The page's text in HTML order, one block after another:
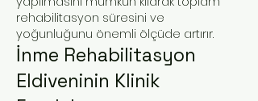
rehabilitasyon süresini ve
yoğunluğunu önemli ölçüde artırır.
İnme Rehabilitasyon
Eldiveninin Klinik